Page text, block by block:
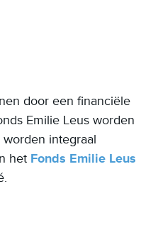
door een financiële
Emilie Leus worden
worden integraal
het Fonds Emilie Leus